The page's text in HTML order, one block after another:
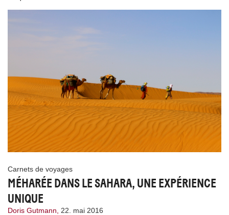
Carnets de voyages
MÉHARÉE DANS LE SAHARA, UNE EXPÉRIENCE
UNIQUE
Doris Gutmann, 22. mai 2016